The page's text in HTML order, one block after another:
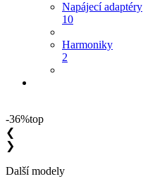
Napájecí adaptéry
10
Harmoniky
2
-36%top
❮
❯
Další modely